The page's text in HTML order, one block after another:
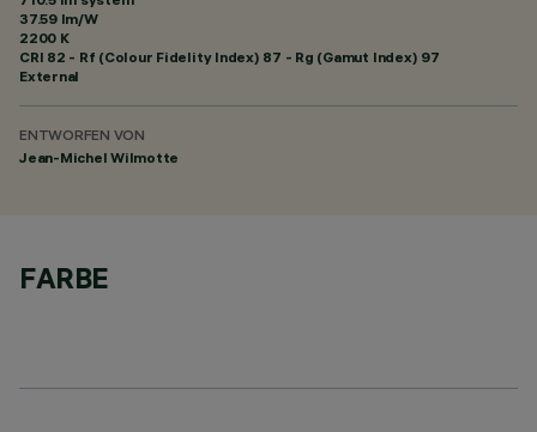
37.59 lm/W
2200 K
CRI 82 - Rf (Colour Fidelity Index) 87 - Rg (Gamut Index) 97
External
ENTWORFEN VON
Jean-Michel Wilmotte
FARBE